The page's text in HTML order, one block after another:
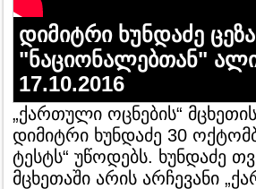
დიმიტრი ხუნდაძე
"ნაციონალებთან"
17.10.2016
„ქართული ოცნების“
დიმიტრი ხუნდაძე 30
ტესტს“ უწოდებს. ხუნდაძე
მცხეთაში არის არჩევანი